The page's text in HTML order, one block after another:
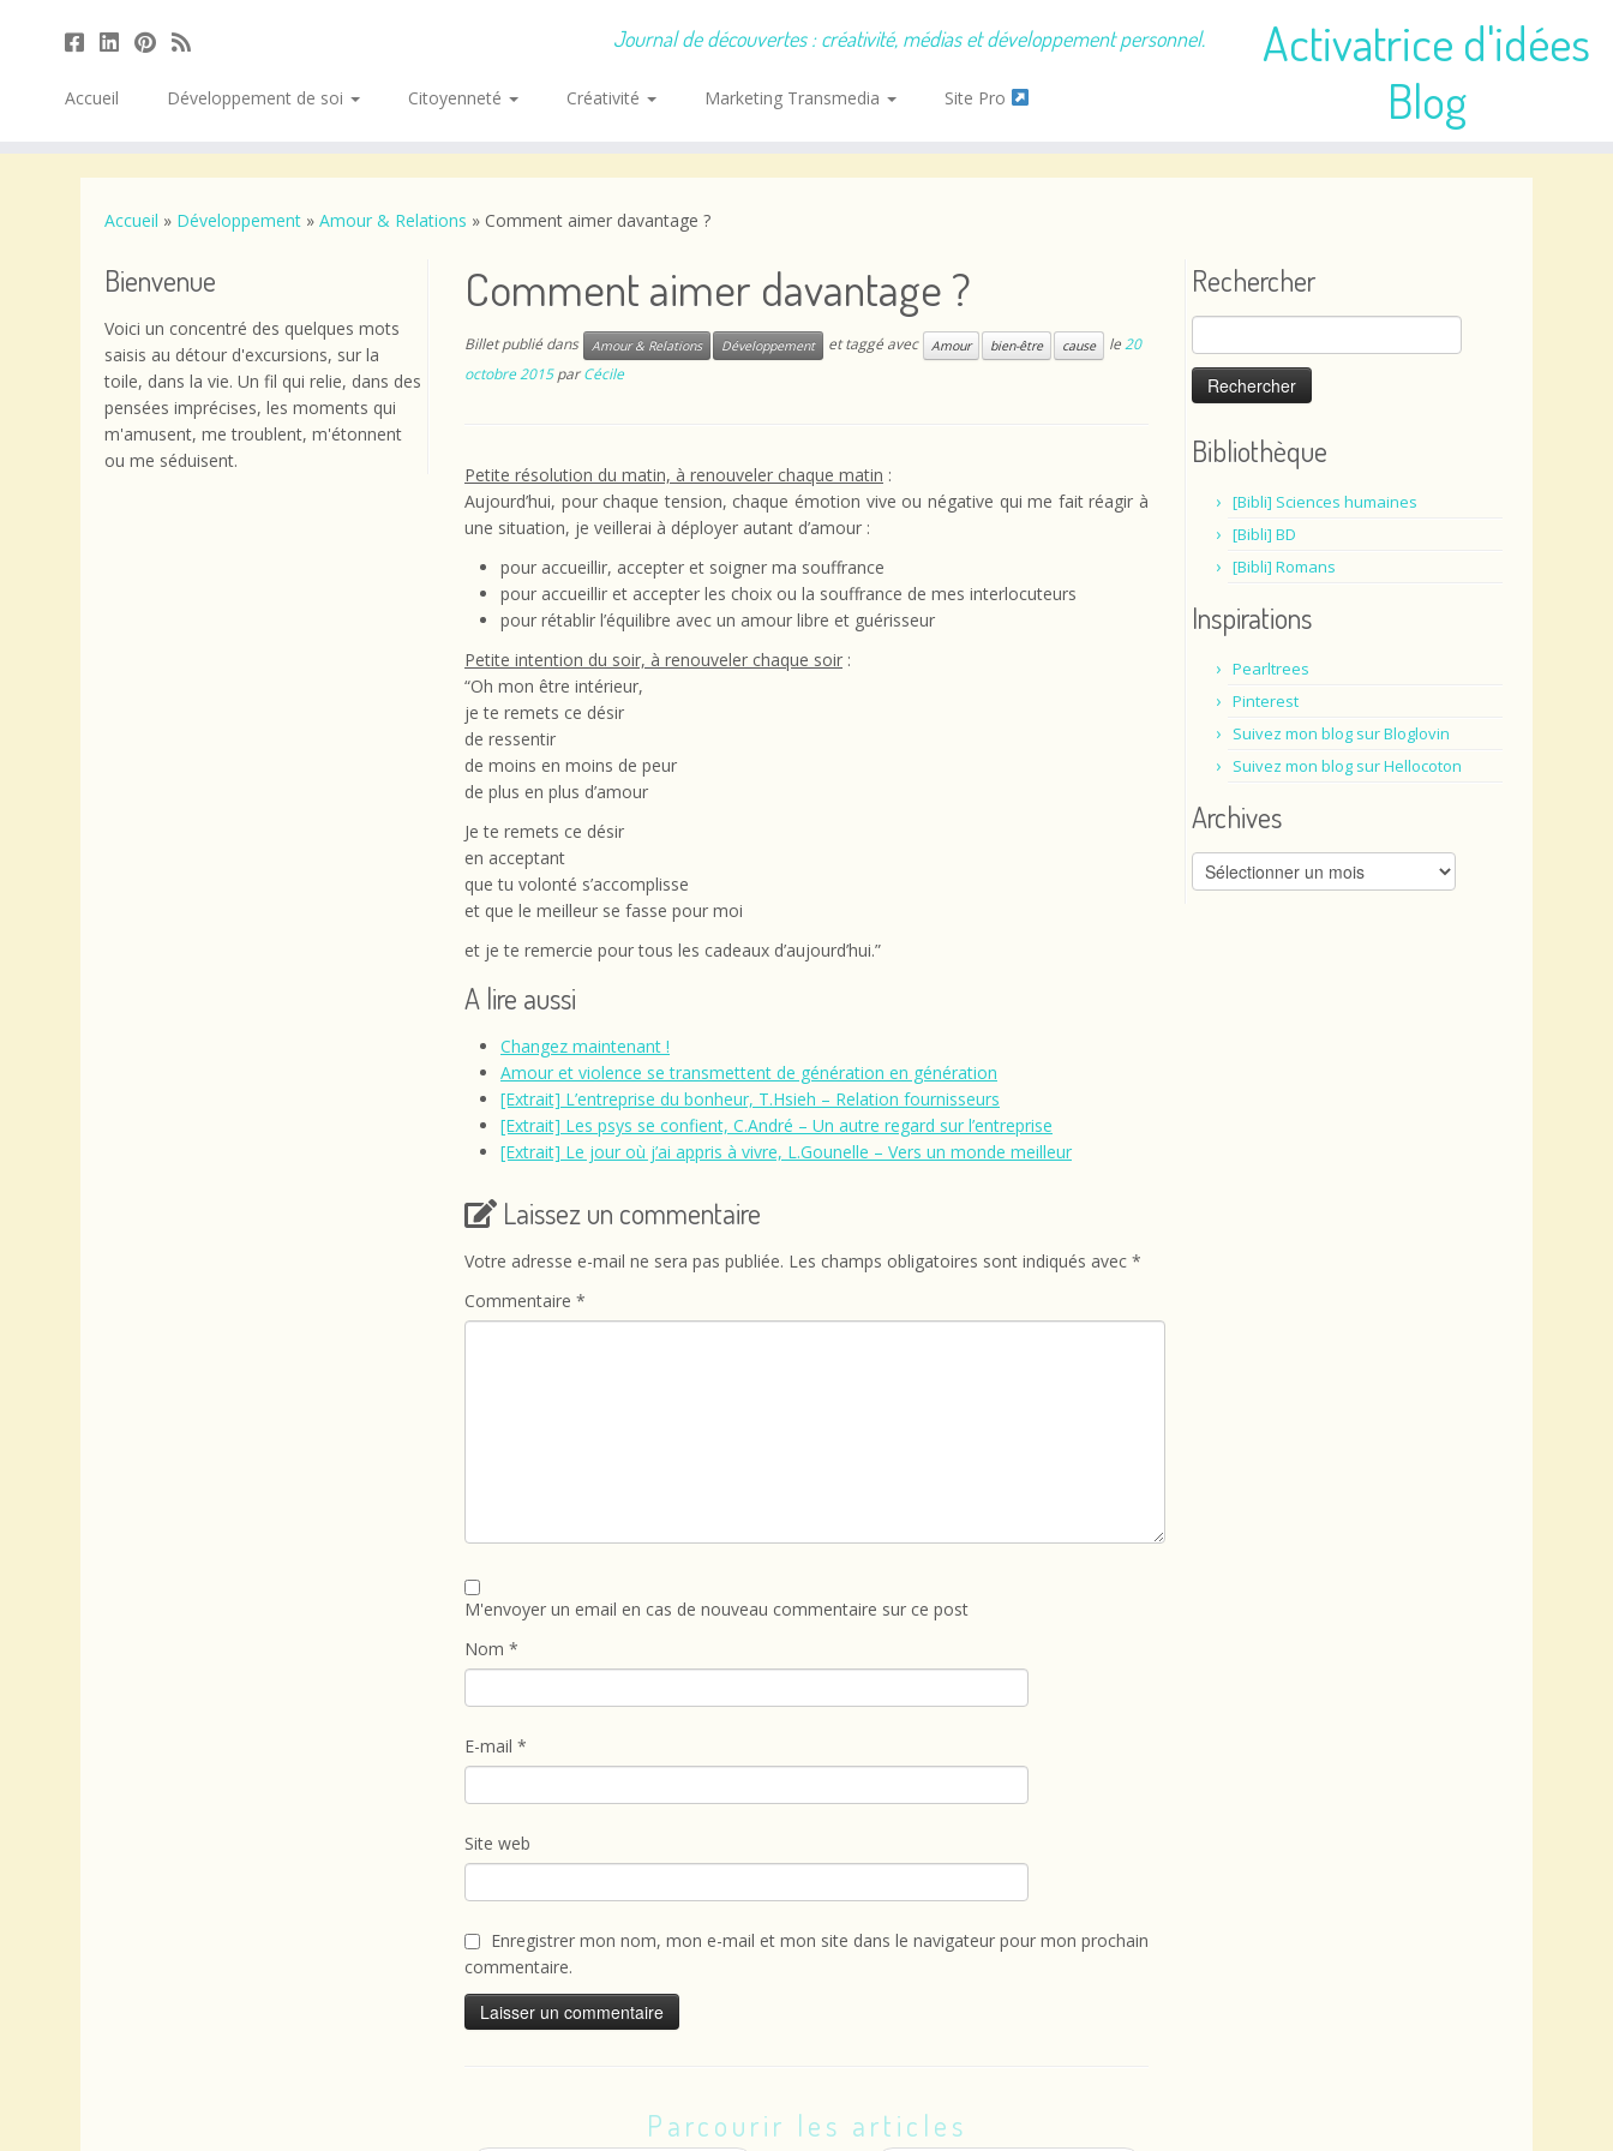
Activatrice d'idées
Blog
Journal de découvertes : créativité, médias et développement personnel.
Accueil Développement de soi Citoyenneté Créativité Marketing Transmedia Site Pro
Accueil » Développement » Amour & Relations » Comment aimer davantage ?
Bienvenue
Voici un concentré des quelques mots
saisis au détour d'excursions, sur la
toile, dans la vie. Un fil qui relie, dans des
pensées imprécises, les moments qui
m'amusent, me troublent, m'étonnent
ou me séduisent.
Comment aimer davantage ?
Billet publié dans Amour & Relations Développement et taggé avec Amour bien-être cause le20
octobre 2015 parCécile
Petite résolution du matin, à renouveler chaque matin :
Aujourd’hui, pour chaque tension, chaque émotion vive ou négative qui me fait réagir à
une situation, je veillerai à déployer autant d’amour :
pour accueillir, accepter et soigner ma souffrance
pour accueillir et accepter les choix ou la souffrance de mes interlocuteurs
pour rétablir l’équilibre avec un amour libre et guérisseur
Petite intention du soir, à renouveler chaque soir :
“Oh mon être intérieur,
je te remets ce désir
de ressentir
de moins en moins de peur
de plus en plus d’amour
Je te remets ce désir
en acceptant
que tu volonté s’accomplisse
et que le meilleur se fasse pour moi
et je te remercie pour tous les cadeaux d’aujourd’hui.”
A lire aussi
Changez maintenant !
Amour et violence se transmettent de génération en génération
[Extrait] L’entreprise du bonheur, T.Hsieh – Relation fournisseurs
[Extrait] Les psys se confient, C.André – Un autre regard sur l’entreprise
[Extrait] Le jour où j’ai appris à vivre, L.Gounelle – Vers un monde meilleur
Laissez un commentaire
Votre adresse e-mail ne sera pas publiée. Les champs obligatoires sont indiqués avec *
Commentaire *
M'envoyer un email en cas de nouveau commentaire sur ce post
Nom *
E-mail *
Site web
Enregistrer mon nom, mon e-mail et mon site dans le navigateur pour mon prochain
commentaire.
Parcourir les articles
Rechercher
Rechercher :
Bibliothèque
[Bibli] Sciences humaines
[Bibli] BD
[Bibli] Romans
Inspirations
Pearltrees
Pinterest
Suivez mon blog sur Bloglovin
Suivez mon blog sur Hellocoton
Archives
Archives